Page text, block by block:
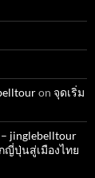
on จุดเริ่ม
jinglebelltour
ญี่ปุ่นสู่เมืองไทย